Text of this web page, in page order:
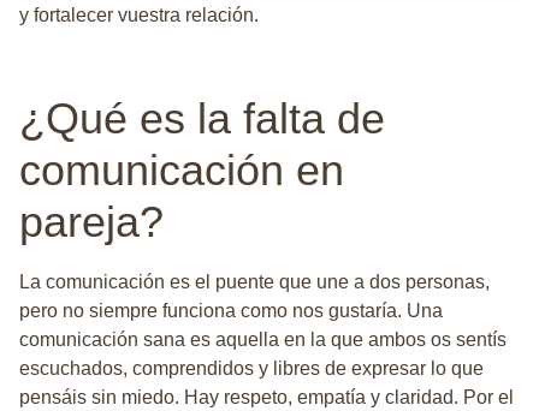
y fortalecer vuestra relación.
¿Qué es la falta de
comunicación en
pareja?
La comunicación es el puente que une a dos personas,
pero no siempre funciona como nos gustaría. Una
comunicación sana es aquella en la que ambos os sentís
escuchados, comprendidos y libres de expresar lo que
pensáis sin miedo. Hay respeto, empatía y claridad. Por el